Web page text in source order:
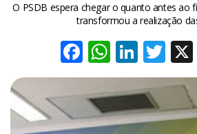
O PSDB espera chegar o quanto antes ao
transformou a realização
Facebook